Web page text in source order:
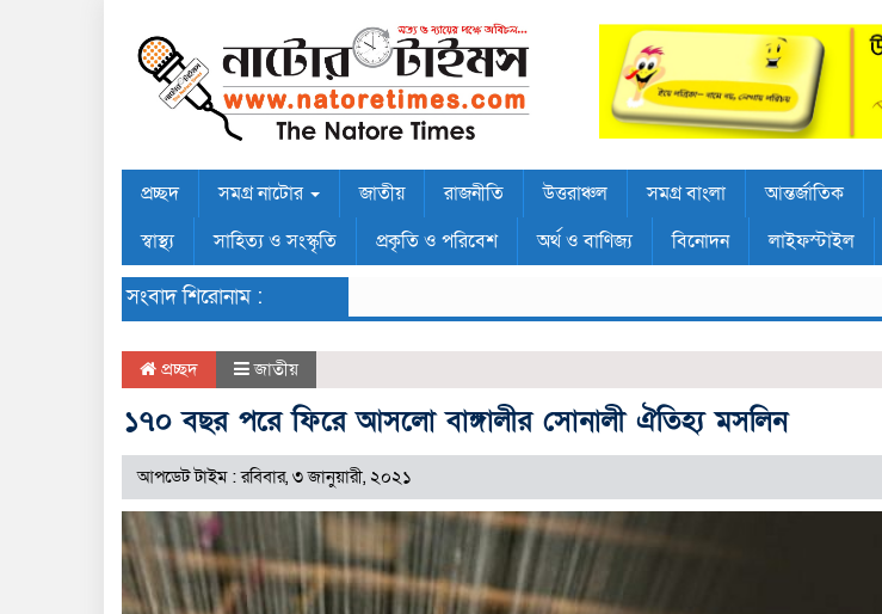
প্রচ্ছদ সমগ্র নাটোর জাতীয় রাজনীতি উত্তরাঞ্চল সমগ্র বাংলা আন্তর্জাতিক
স্বাস্থ্য
সাহিত্য ও সংস্কৃতি প্রকৃতি ও পরিবেশ অর্থ ও বাণিজ্য বিনোদন লাইফস্টাইল
সংবাদ শিরোনাম :
প্রচ্ছদ জাতীয়
১৭০ বছর পরে ফিরে আসলো বাঙ্গালীর সোনালী ঐতিহ্য মসলিন
আপডেট টাইম : রবিবার, ৩ জানুয়ারী, ২০২১